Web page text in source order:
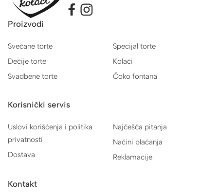
Proizvodi
Svečane torte
Dečije torte
Svadbene torte
Specijal torte
Kolači
Čoko fontana
Korisnički servis
Uslovi korišćenja i politika
privatnosti
Dostava
Najčešća pitanja
Načini plaćanja
Reklamacije
Kontakt